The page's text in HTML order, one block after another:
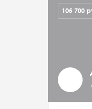
105 700